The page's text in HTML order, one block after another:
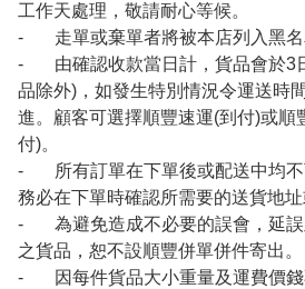
工作天處理，敬請耐心等候。
- 走單或棄單者將被本店列入黑名
- 由確認收款當日計，貨品會於3
品除外)，如發生特別情況令運送時
進。顧客可選擇順豐速運(到付)或順
付)。
- 所有訂單在下單後或配送中均不
務必在下單時確認所需要的送貨地址
- 為避免造成不必要的誤會，延誤
之貨品，恕不設順豐併單併件寄出。
- 因每件貨品大小重量及運費價錢